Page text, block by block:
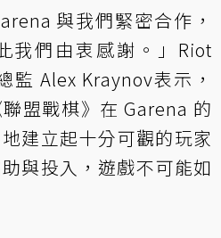
與我們緊密合作，
我們由衷感謝。」Riot
監 Alex Kraynov表示，
聯盟戰棋》在 Garena 的
建立起十分可觀的玩家
與投入，遊戲不可能如